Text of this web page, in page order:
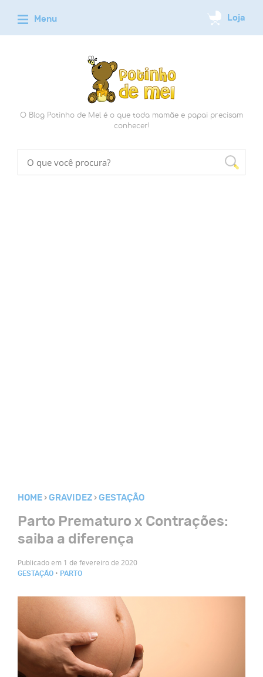
O Blog Potinho de Mel é o que toda mamãe e papai precisam
conhecer!
HOME GRAVIDEZ GESTAÇÃO
Parto Prematuro x Contrações:
saiba a diferença
Publicado em 1 de fevereiro de 2020
GESTAÇÃO • PARTO